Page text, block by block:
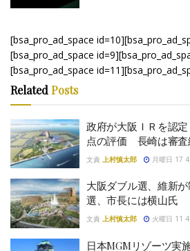
[bsa_pro_ad_space
[bsa_pro_ad_space
[bsa_pro_ad_space
Related Posts
政府が大阪ＩＲを認
点の評価 長崎は審査
文責 上村慎太郎 月曜日 17
大阪ダブル選、維新
選、市長には横山氏
文責 上村慎太郎 火曜日 11
日本MGMリゾーツ実